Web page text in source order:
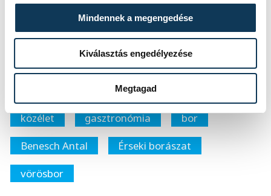
Mindennek a megengedése
Kiválasztás engedélyezése
Megtagad
része, a pincészet alapvörösbora jól illik
többek között a töltött káposztához és a
hagyományos karácsonyi desszertekhez,
így például a zserbóhoz is.
közélet gasztronómia
bor
Benesch Antal
Érseki borászat
vörösbor